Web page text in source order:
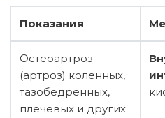
Показания
Остеоартроз
(артроз) коленных,
тазобедренных,
плечевых и других